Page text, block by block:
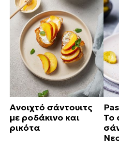
Ανοιχτό σάντουιτς
με ροδάκινο και
ρικότα
Το